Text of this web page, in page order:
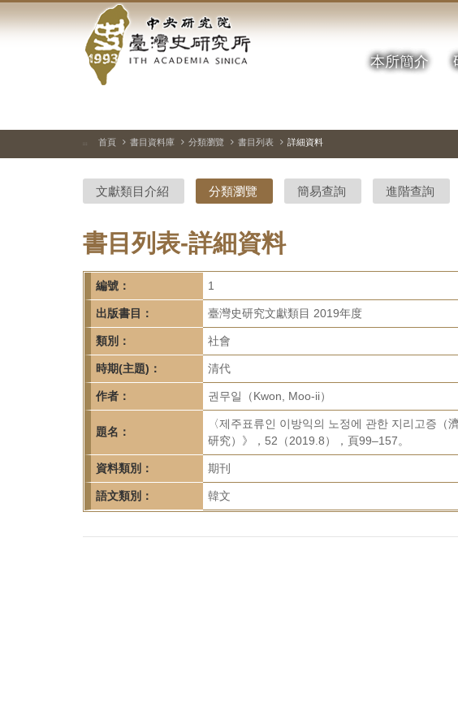
到
中
央
研
院-
臺
灣
史
研
究
所-
首
頁
本所簡介
::: 首頁 書目資料庫 分類瀏覽 書目列表 詳細資料
文獻類目介紹 分類瀏覽 簡易查詢 進階查詢
書目列表-詳細資料
編號： 1
出版書目： 臺灣史研究文獻類目 2019年度
類別： 社會
時期(主題)： 清代
作者： 권무일（Kwon, Moo-ii）
題名：
〈제주표류인 이방익의 노정에 관한 지리고증
研究）》，52（2019.8），頁99–157。
資料類別： 期刊
語文類別： 韓文